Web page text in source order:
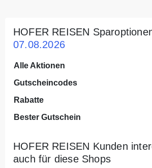
HOFER REISEN
07.08.2026
Alle Aktionen
Gutscheincodes
Rabatte
Bester Gutschein
HOFER REISEN Kunden
auch für diese Shops